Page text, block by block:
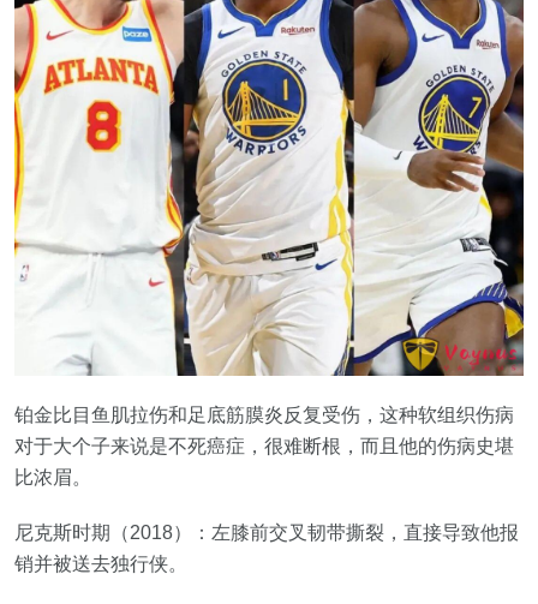
铂金比目鱼肌拉伤和足底筋膜炎反复受伤，这种软组织伤病
对于大个子来说是不死癌症，很难断根，而且他的伤病史堪
比浓眉。
尼克斯时期（2018）：左膝前交叉韧带撕裂，直接导致他报
销并被送去独行侠。